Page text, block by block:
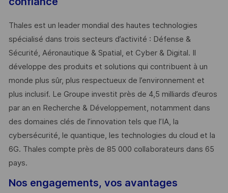
Thales est un leader mondial des hautes technologies
spécialisé dans trois secteurs d’activité : Défense &
Sécurité, Aéronautique & Spatial, et Cyber & Digital. Il
développe des produits et solutions qui contribuent à un
monde plus sûr, plus respectueux de l’environnement et
plus inclusif. Le Groupe investit près de 4,5 milliards d’euros
par an en Recherche & Développement, notamment dans
des domaines clés de l’innovation tels que l’IA, la
cybersécurité, le quantique, les technologies du cloud et la
6G. Thales compte près de 85 000 collaborateurs dans 65
pays. ​
Nos engagements, vos avantages